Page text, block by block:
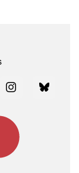
InstagramBluesky